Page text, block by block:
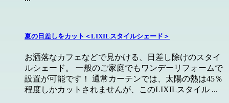
夏の日差しをカット＜LIXILスタイルシェード＞
お洒落なカフェなどで見かける、日差し除けのスタイ
ルシェード。 一般のご家庭でもワンデーリフォームで
設置が可能です！ 通常カーテンでは、太陽の熱は45％
程度しかカットされませんが、このLIXILスタイル ...